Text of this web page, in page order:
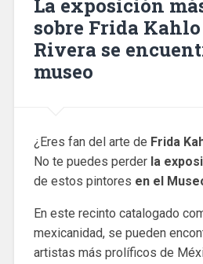
La exposición
sobre Frida
Rivera se
museo
¿Eres fan del arte de Frida
No te puedes perder la
de estos pintores en el
En este recinto catalogado
mexicanidad, se pueden
artistas más prolíficos de